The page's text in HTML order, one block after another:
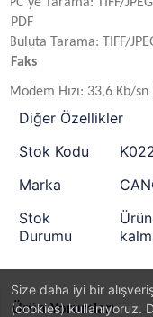
Size daha iyi bir
(cookies) kullanıyoruz.
PC'ye Tarama: TIFF/
PDF
Buluta Tarama: TIFF/
Faks
Modem Hızı: 33,6 Kb/
Diğer Özellikler
Stok Kodu
Marka
Stok
Durumu
Ürün Yorumları